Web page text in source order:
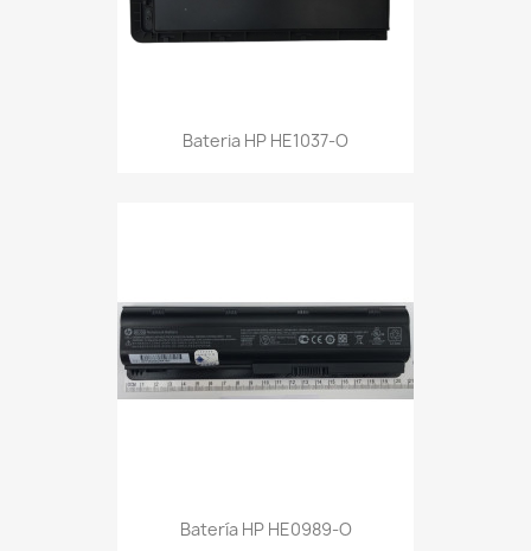
Bateria HP HE1037-O
Batería HP HE0989-O